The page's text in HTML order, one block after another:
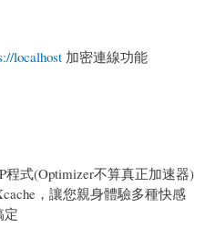
localhost 加密連線功能
程式(Optimizer不算真正加速器)
，讓您親身體驗多種快感
定